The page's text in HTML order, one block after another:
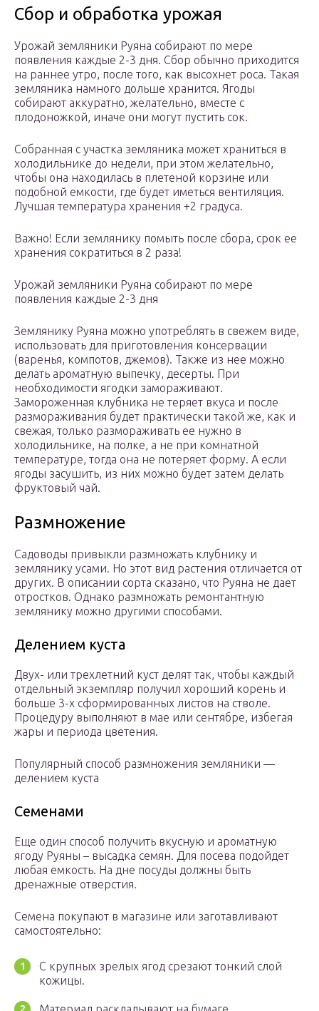
Сбор и обработка урожая
Урожай земляники Руяна собирают по мере
появления каждые 2-3 дня. Сбор обычно приходится
на раннее утро, после того, как высохнет роса. Такая
земляника намного дольше хранится. Ягоды
собирают аккуратно, желательно, вместе с
плодоножкой, иначе они могут пустить сок.
Собранная с участка земляника может храниться в
холодильнике до недели, при этом желательно,
чтобы она находилась в плетеной корзине или
подобной емкости, где будет иметься вентиляция.
Лучшая температура хранения +2 градуса.
Важно! Если землянику помыть после сбора, срок ее
хранения сократиться в 2 раза!
Урожай земляники Руяна собирают по мере
появления каждые 2-3 дня
Землянику Руяна можно употреблять в свежем виде,
использовать для приготовления консервации
(варенья, компотов, джемов). Также из нее можно
делать ароматную выпечку, десерты. При
необходимости ягодки замораживают.
Замороженная клубника не теряет вкуса и после
размораживания будет практически такой же, как и
свежая, только размораживать ее нужно в
холодильнике, на полке, а не при комнатной
температуре, тогда она не потеряет форму. А если
ягоды засушить, из них можно будет затем делать
фруктовый чай.
Размножение
Садоводы привыкли размножать клубнику и
землянику усами. Но этот вид растения отличается от
других. В описании сорта сказано, что Руяна не дает
отростков. Однако размножать ремонтантную
землянику можно другими способами.
Делением куста
Двух- или трехлетний куст делят так, чтобы каждый
отдельный экземпляр получил хороший корень и
больше 3-х сформированных листов на стволе.
Процедуру выполняют в мае или сентябре, избегая
жары и периода цветения.
Популярный способ размножения земляники —
делением куста
Семенами
Еще один способ получить вкусную и ароматную
ягоду Руяны – высадка семян. Для посева подойдет
любая емкость. На дне посуды должны быть
дренажные отверстия.
Семена покупают в магазине или заготавливают
самостоятельно:
С крупных зрелых ягод срезают тонкий слой
кожицы.